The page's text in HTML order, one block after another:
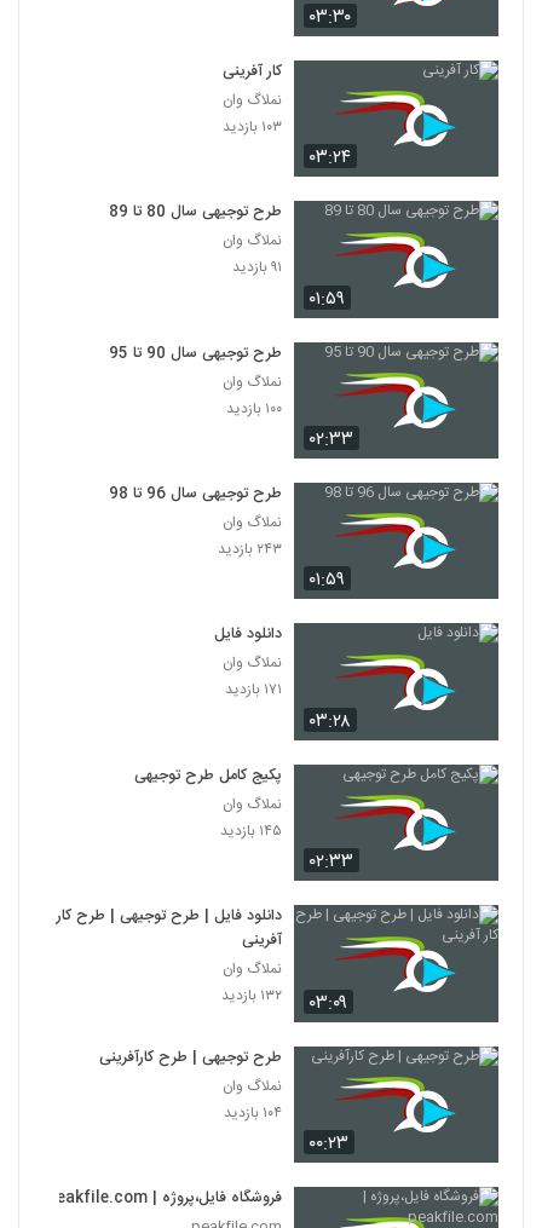
۰۳:۳۰
۰۳:۲۴
کار آفرینی
نملاگ وان
۱۰۳ بازدید
۰۱:۵۹
طرح توجیهی سال 80 تا 89
نملاگ وان
۹۱ بازدید
۰۲:۳۳
طرح توجیهی سال 90 تا 95
نملاگ وان
۱۰۰ بازدید
۰۱:۵۹
طرح توجیهی سال 96 تا 98
نملاگ وان
۲۴۳ بازدید
۰۳:۲۸
دانلود فایل
نملاگ وان
۱۷۱ بازدید
۰۲:۳۳
پکیج کامل طرح توجیهی
نملاگ وان
۱۴۵ بازدید
۰۳:۰۹
دانلود فایل | طرح توجیهی | طرح کار
آفرینی
نملاگ وان
۱۳۲ بازدید
۰۰:۲۳
طرح توجیهی | طرح کارآفرینی
نملاگ وان
۱۰۴ بازدید
فروشگاه فایل،پروژه | peakfile.com